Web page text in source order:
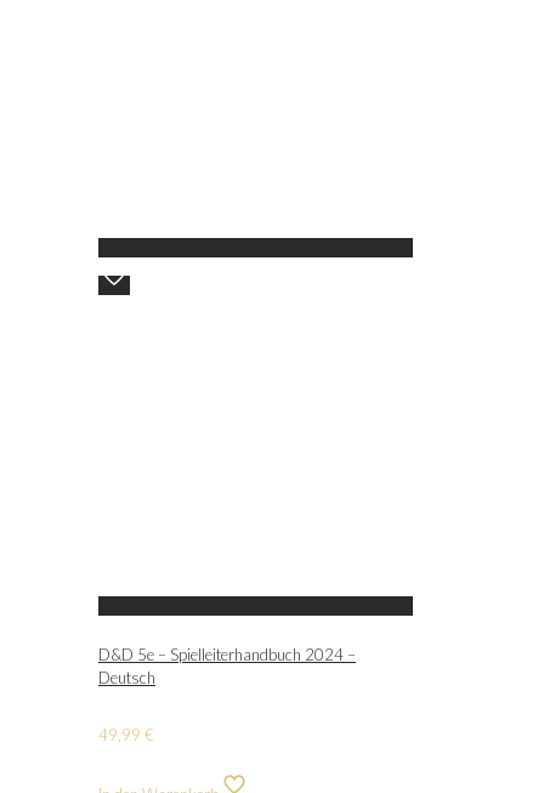
D&D 5e – Spielleiterhandbuch 2024 –
Deutsch
49,99 €